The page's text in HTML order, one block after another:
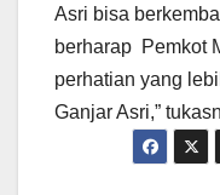
Asri bisa
berharap Pemkot
perhatian yang
Ganjar Asri,”